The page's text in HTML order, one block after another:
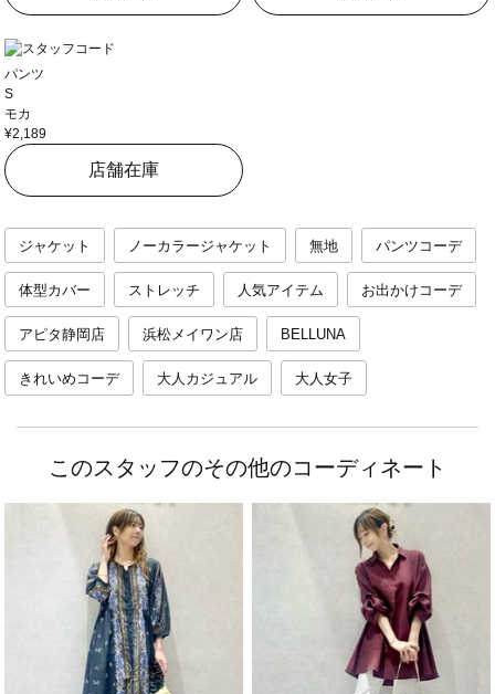
パンツ
S
モカ
¥2,189
店舗在庫
ジャケット ノーカラージャケット 無地 パンツコーデ
体型カバー ストレッチ 人気アイテム お出かけコーデ
アピタ静岡店 浜松メイワン店 BELLUNA
きれいめコーデ 大人カジュアル 大人女子
このスタッフのその他のコーディネート